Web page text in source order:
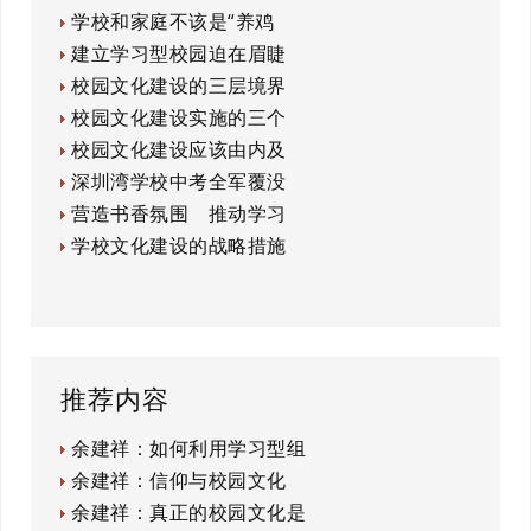
学校和家庭不该是“养鸡
建立学习型校园迫在眉睫
校园文化建设的三层境界
校园文化建设实施的三个
校园文化建设应该由内及
深圳湾学校中考全军覆没
营造书香氛围 推动学习
学校文化建设的战略措施
推荐内容
余建祥：如何利用学习型组
余建祥：信仰与校园文化
余建祥：真正的校园文化是